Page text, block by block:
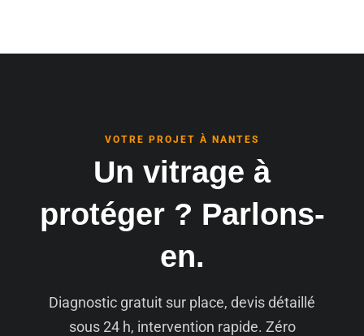
VOTRE PROJET À NANTES
Un vitrage à
protéger ? Parlons-
en.
Diagnostic gratuit sur place, devis détaillé
sous 24 h, intervention rapide. Zéro